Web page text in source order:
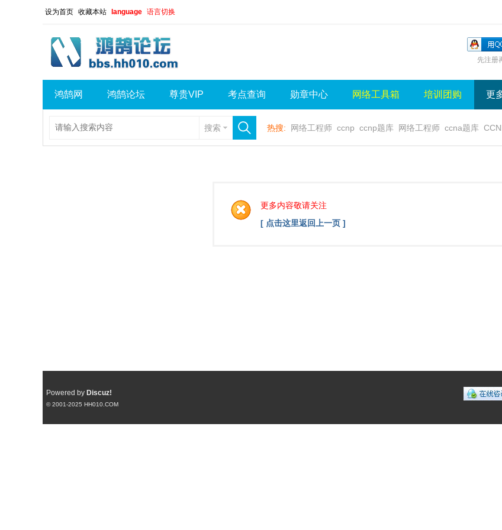
设为首页 收藏本站 language 语言切换
先注册
鸿鹄网 鸿鹄论坛 尊贵VIP 考点查询 勋章中心 网络工具箱 培训团购 更
搜索 热搜: 网络工程师 ccnp ccnp题库 网络工程师 ccna题库
更多内容敬请关注
[ 点击这里返回上一页 ]
Powered by Discuz!
© 2001-2025 HH010.COM